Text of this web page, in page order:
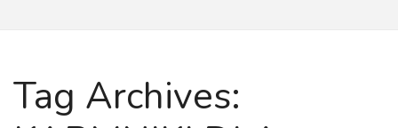
Tag Archives: